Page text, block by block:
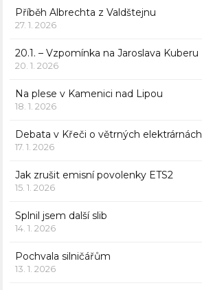
Příběh Albrechta z Valdštejnu
27. 1. 2026
20.1. – Vzpomínka na Jaroslava Kuberu
20. 1. 2026
Na plese v Kamenici nad Lipou
18. 1. 2026
Debata v Křeči o větrných elektrárnách
17. 1. 2026
Jak zrušit emisní povolenky ETS2
15. 1. 2026
Splnil jsem další slib
14. 1. 2026
Pochvala silničářům
13. 1. 2026